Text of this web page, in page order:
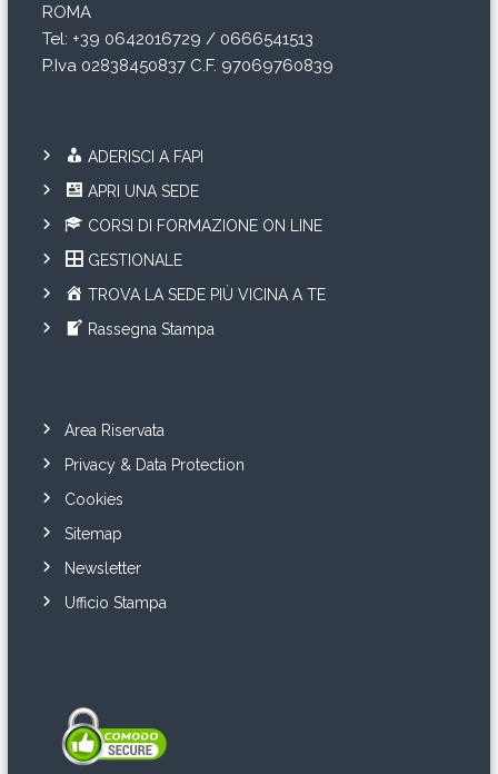
ROMA
Tel: +39 0642016729 / 0666541513
P.Iva 02838450837 C.F. 97069760839
ADERISCI A FAPI
APRI UNA SEDE
CORSI DI FORMAZIONE ON LINE
GESTIONALE
TROVA LA SEDE PIÙ VICINA A TE
Rassegna Stampa
Area Riservata
Privacy & Data Protection
Cookies
Sitemap
Newsletter
Ufficio Stampa